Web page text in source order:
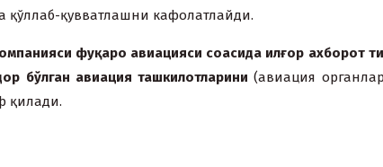
қўллаб-қувватлашни кафолатлайди.
фуқаро авиацияси соасида илғор аxборот
бўлган авиация ташкилотларини (авиация
қилади.